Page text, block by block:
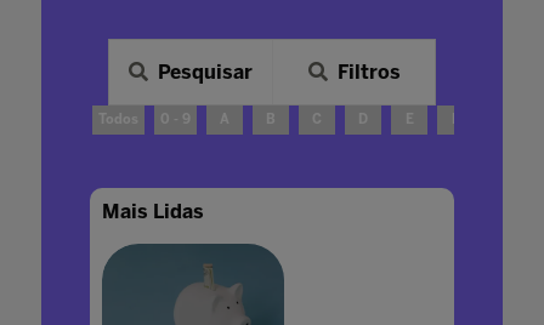
Pesquisar Filtros
Todos 0 - 9 A B C E
Mais Lidas